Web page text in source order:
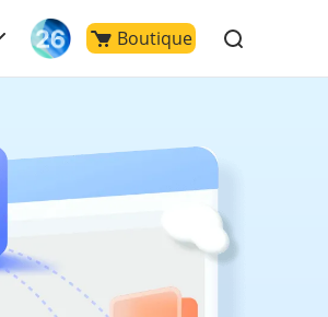
Boutique